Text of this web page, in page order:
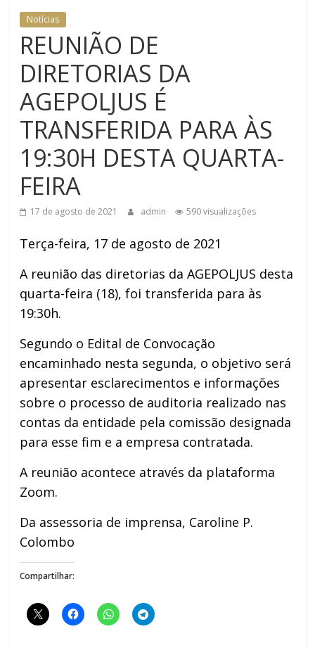
Notícias
REUNIÃO DE
DIRETORIAS DA
AGEPOLJUS É
TRANSFERIDA PARA ÀS
19:30H DESTA QUARTA-
FEIRA
17 de agosto de 2021 admin 590 visualizações
Terça-feira, 17 de agosto de 2021
A reunião das diretorias da AGEPOLJUS desta
quarta-feira (18), foi transferida para às
19:30h.
Segundo o Edital de Convocação
encaminhado nesta segunda, o objetivo será
apresentar esclarecimentos e informações
sobre o processo de auditoria realizado nas
contas da entidade pela comissão designada
para esse fim e a empresa contratada.
A reunião acontece através da plataforma
Zoom.
Da assessoria de imprensa, Caroline P.
Colombo
Compartilhar: